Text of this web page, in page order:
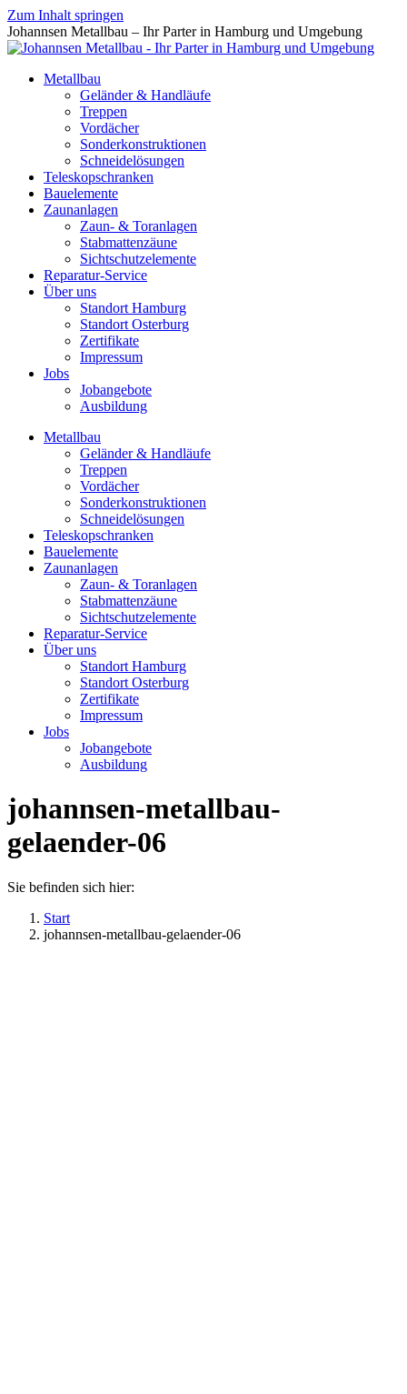
Zum Inhalt springen
Johannsen Metallbau – Ihr Parter in Hamburg und Umgebung
Metallbau
Geländer & Handläufe
Treppen
Vordächer
Sonderkonstruktionen
Schneidelösungen
Teleskopschranken
Bauelemente
Zaunanlagen
Zaun- & Toranlagen
Stabmattenzäune
Sichtschutzelemente
Reparatur-Service
Über uns
Standort Hamburg
Standort Osterburg
Zertifikate
Impressum
Jobs
Jobangebote
Ausbildung
Metallbau
Geländer & Handläufe
Treppen
Vordächer
Sonderkonstruktionen
Schneidelösungen
Teleskopschranken
Bauelemente
Zaunanlagen
Zaun- & Toranlagen
Stabmattenzäune
Sichtschutzelemente
Reparatur-Service
Über uns
Standort Hamburg
Standort Osterburg
Zertifikate
Impressum
Jobs
Jobangebote
Ausbildung
johannsen-metallbau-
gelaender-06
Sie befinden sich hier:
Start
johannsen-metallbau-gelaender-06